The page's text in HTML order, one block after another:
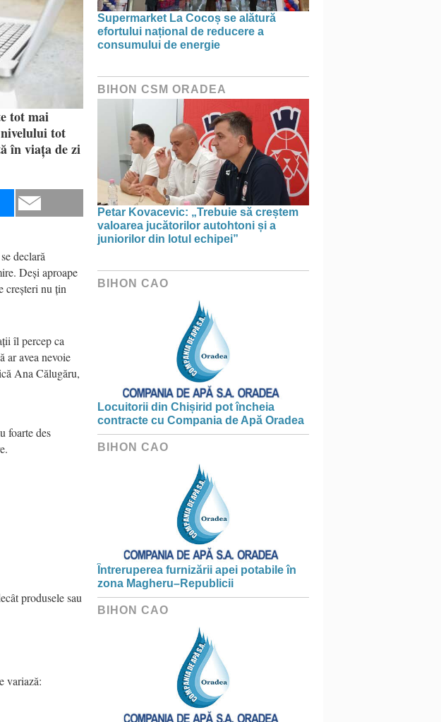
tot mai
tot
în viața de zi
declară
Deși aproape
creșteri nu țin
îl percep ca
ar avea nevoie
Ana Călugăru,
foarte des
produsele sau
variază:
Supermarket La Cocoș se alătură
efortului național de reducere a
consumului de energie
BIHON CSM ORADEA
Petar Kovacevic: „Trebuie să creștem
valoarea jucătorilor autohtoni și a
juniorilor din lotul echipei”
BIHON CAO
Locuitorii din Chișirid pot încheia
contracte cu Compania de Apă Oradea
BIHON CAO
Întreruperea furnizării apei potabile în
zona Magheru–Republicii
BIHON CAO